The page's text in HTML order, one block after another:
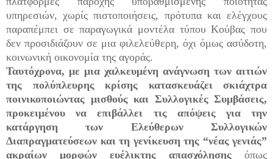
υπηρεσιών, χωρίς πιστοποιήσεις, πρότυπα και ελέγχους
παραπέμπει σε παραγωγικά μοντέλα τύπου Κούβας που
δεν προσιδιάζουν σε μια φιλελεύθερη, όχι όμως ασύδοτη,
κοινωνική οικονομία της αγοράς.
Ταυτόχρονα, με μια χαλκευμένη ανάγνωση των αιτιών
της πολύπλευρης κρίσης κατασκευάζει σκιάχτρα
ποινικοποιώντας μισθούς και Συλλογικές Συμβάσεις,
προκειμένου να επιβάλλει τις απόψεις για την
κατάργηση των Ελεύθερων Συλλογικών
Διαπραγματεύσεων και τη γενίκευση της “νέας γενιάς”
ακραίων μορφών ευέλικτης απασχόλησης όπως